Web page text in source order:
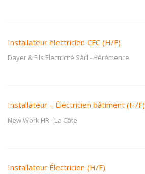
Installateur électricien CFC (H/F)
Dayer & Fils Electricité Sàrl - Hérémence
Installateur – Électricien bâtiment (H/F)
New Work HR- La Côte
Installateur Électricien (H/F)